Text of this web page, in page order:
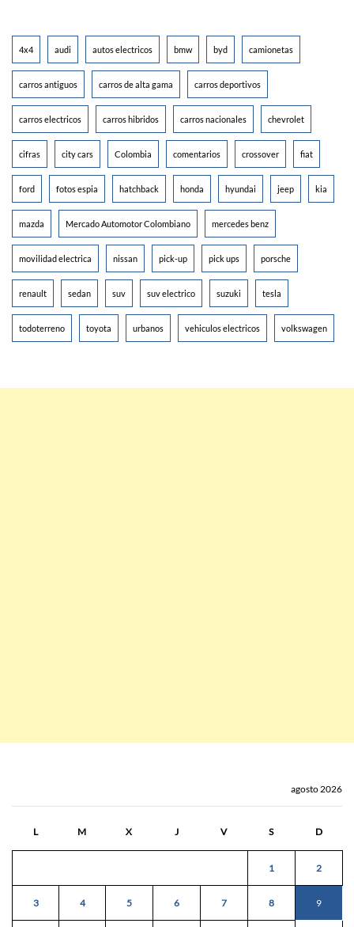
4x4 audi autos electricos bmw byd camionetas
carros antiguos carros de alta gama carros deportivos
carros electricos carros hibridos carros nacionales chevrolet
cifras city cars Colombia comentarios crossover fiat
ford fotos espia hatchback honda hyundai jeep kia
mazda Mercado Automotor Colombiano mercedes benz
movilidad electrica nissan pick-up pick ups porsche
renault sedan suv suv electrico suzuki tesla
todoterreno toyota urbanos vehiculos electricos volkswagen
agosto 2026
L M X J V S D
1 2
3 4 5 6 7 8 9